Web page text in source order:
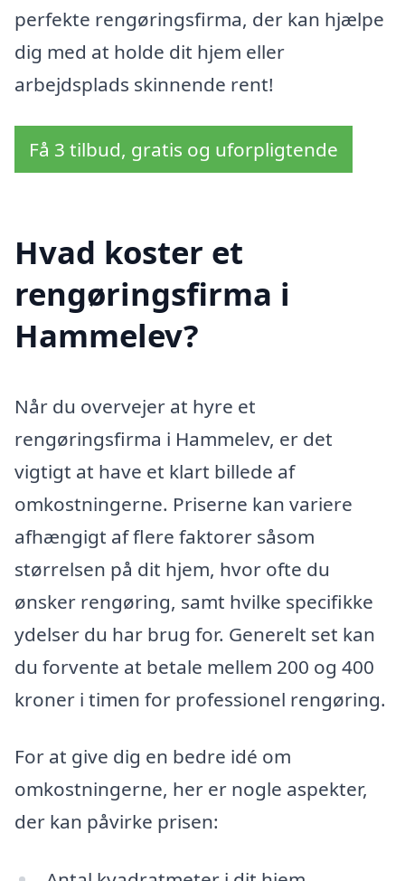
perfekte rengøringsfirma, der kan hjælpe
dig med at holde dit hjem eller
arbejdsplads skinnende rent!
Få 3 tilbud, gratis og uforpligtende
Hvad koster et
rengøringsfirma i
Hammelev?
Når du overvejer at hyre et
rengøringsfirma i Hammelev, er det
vigtigt at have et klart billede af
omkostningerne. Priserne kan variere
afhængigt af flere faktorer såsom
størrelsen på dit hjem, hvor ofte du
ønsker rengøring, samt hvilke specifikke
ydelser du har brug for. Generelt set kan
du forvente at betale mellem 200 og 400
kroner i timen for professionel rengøring.
For at give dig en bedre idé om
omkostningerne, her er nogle aspekter,
der kan påvirke prisen: